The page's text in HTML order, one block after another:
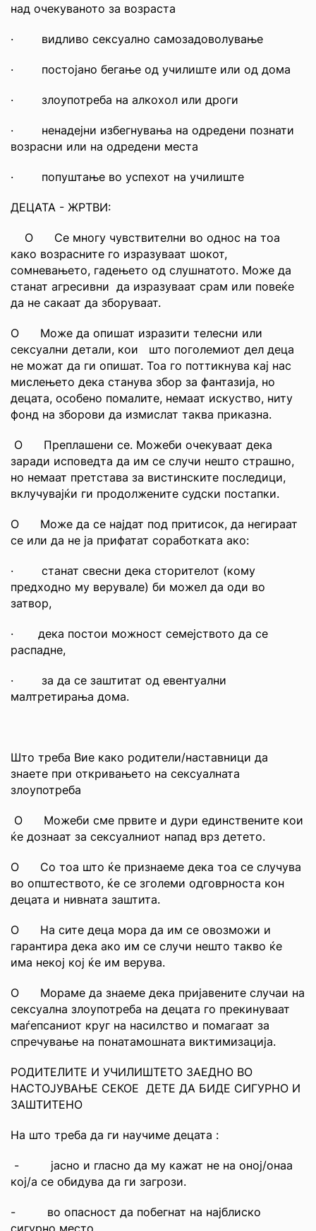
над очекуваното за возраста
· видливо сексуално самозадоволување
· постојано бегање од училиште или од дома
· злоупотреба на алкохол или дроги
· ненадејни избегнувања на одредени познати
возрасни или на одредени места
· попуштање во успехот на училиште
ДЕЦАТА - ЖРТВИ:
О Се многу чувствителни во однос на тоа
како возрасните го изразуваат шокот,
сомневањето, гадењето од слушнатото. Може да
станат агресивни да изразуваат срам или повеќе
да не сакаат да зборуваат.
О Може да опишат изразити телесни или
сексуални детали, кои што поголемиот дел деца
не можат да ги опишат. Тоа го поттикнува кај нас
мислењето дека станува збор за фантазија, но
децата, особено помалите, немаат искуство, ниту
фонд на зборови да измислат таква приказна.
О Преплашени се. Можеби очекуваат дека
заради исповедта да им се случи нешто страшно,
но немаат претстава за вистинските последици,
вклучувајќи ги продолжените судски постапки.
О Може да се најдат под притисок, да негираат
се или да не ја прифатат соработката ако:
· станат свесни дека сторителот (кому
предходно му верувале) би можел да оди во
затвор,
· дека постои можност семејството да се
распадне,
· за да се заштитат од евентуални
малтретирања дома.
Што треба Вие како родители/наставници да
знаете при откривањето на сексуалната
злоупотреба
О Можеби сме првите и дури единствените кои
ќе дознаат за сексуалниот напад врз детето.
О Со тоа што ќе признаеме дека тоа се случува
во општеството, ќе се зголеми одговрноста кон
децата и нивната заштита.
О На сите деца мора да им се овозможи и
гарантира дека ако им се случи нешто такво ќе
има некој кој ќе им верува.
О Мораме да знаеме дека пријавените случаи на
сексуална злоупотреба на децата го прекинуваат
маѓепсаниот круг на насилство и помагаат за
спречување на понатамошната виктимизација.
РОДИТЕЛИТЕ И УЧИЛИШТЕТО ЗАЕДНО ВО
НАСТОЈУВАЊЕ СЕКОЕ ДЕТЕ ДА БИДЕ СИГУРНО И
ЗАШТИТЕНО
На што треба да ги научиме децата :
- јасно и гласно да му кажат не на оној/онаа
кој/а се обидува да ги загрози.
- во опасност да побегнат на најблиско
сигурно место